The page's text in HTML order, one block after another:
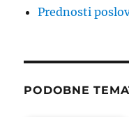
Prednosti
PODOBNE